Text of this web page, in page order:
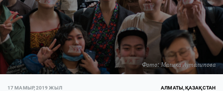
Фото:Малика Ауталипова
17 МАМЫР, 2019 ЖЫЛ АЛМАТЫ, ҚАЗАҚСТАН